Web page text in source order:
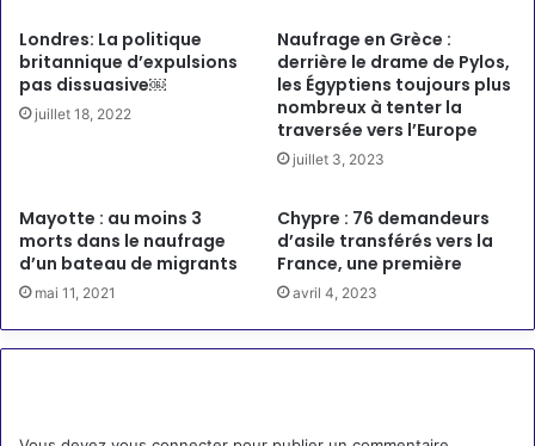
Londres: La politique
britannique d’expulsions
pas dissuasive￼
juillet 18, 2022
Naufrage en Grèce :
derrière le drame de Pylos,
les Égyptiens toujours plus
nombreux à tenter la
traversée vers l’Europe
juillet 3, 2023
Mayotte : au moins 3
morts dans le naufrage
d’un bateau de migrants
mai 11, 2021
Chypre : 76 demandeurs
d’asile transférés vers la
France, une première
avril 4, 2023